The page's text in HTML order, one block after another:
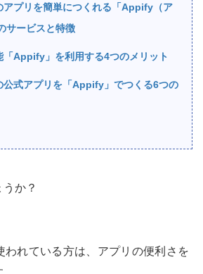
アプリを簡単につくれる「Appify（ア
サービスと特徴
「Appify」を利用する4つのメリット
公式アプリを「Appify」でつくる6つの
か？
われている方は、アプリの便利さを